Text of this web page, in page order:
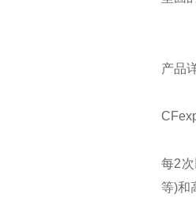
产品
每2
等)和